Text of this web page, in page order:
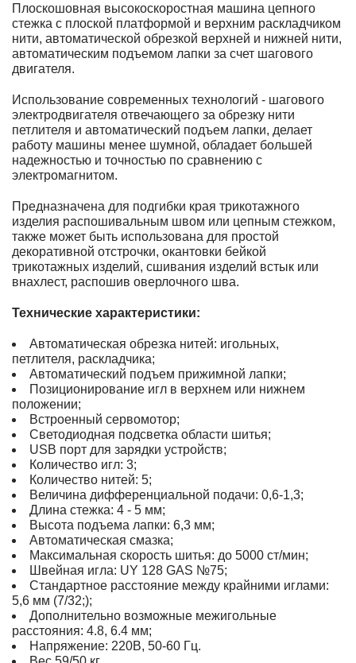
Плоскошовная высокоскоростная машина цепного
стежка с плоской платформой и верхним раскладчиком
нити, автоматической обрезкой верхней и нижней нити,
автоматическим подъемом лапки за счет шагового
двигателя.
Использование современных технологий - шагового
электродвигателя отвечающего за обрезку нити
петлителя и автоматический подъем лапки, делает
работу машины менее шумной, обладает большей
надежностью и точностью по сравнению с
электромагнитом.
Предназначена для подгибки края трикотажного
изделия распошивальным швом или цепным стежком,
также может быть использована для простой
декоративной отстрочки, окантовки бейкой
трикотажных изделий, сшивания изделий встык или
внахлест, распошив оверлочного шва.
Технические характеристики:
Автоматическая обрезка нитей: игольных,
петлителя, раскладчика;
Автоматический подъем прижимной лапки;
Позиционирование игл в верхнем или нижнем
положении;
Встроенный сервомотор;
Светодиодная подсветка области шитья;
USB порт для зарядки устройств;
Количество игл: 3;
Количество нитей: 5;
Величина дифференциальной подачи: 0,6-1,3;
Длина стежка: 4 - 5 мм;
Высота подъема лапки: 6,3 мм;
Автоматическая смазка;
Максимальная скорость шитья: до 5000 ст/мин;
Швейная игла: UY 128 GAS №75;
Стандартное расстояние между крайними иглами:
5,6 мм (7/32;);
Дополнительно возможные межигольные
расстояния: 4.8, 6.4 мм;
Напряжение: 220В, 50-60 Гц.